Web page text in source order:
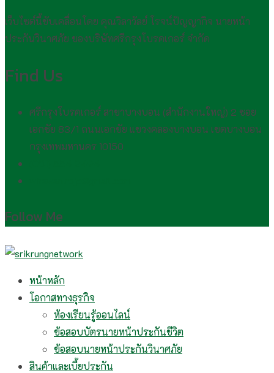
เว็บไซต์นี้ขับเคลื่อนโดย คุณวิลาวัลย์ โรจน์ปัญญากิจ นายหน้า
ประกันวินาศภัย ของบริษัทศรีกรุงโบรคเกอร์ จำกัด
Find Us
ศรีกรุงโบรคเกอร์ สาขาบางบอน (สำนักงานใหญ่) 2 ซอย
เอกชัย 83/1 ถนนเอกชัย แขวงคลองบางบอน เขตบางบอน
กรุงเทพมหานคร 10150
Follow Me
หน้าหลัก
โอกาสทางธุรกิจ
ห้องเรียนรู้ออนไลน์
ข้อสอบบัตรนายหน้าประกันชีวิต
ข้อสอบนายหน้าประกันวินาศภัย
สินค้าและเบี้ยประกัน